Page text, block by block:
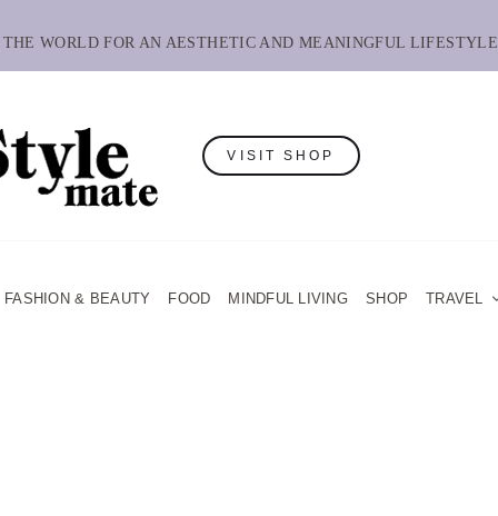
WORLD FOR AN AESTHETIC AND MEANINGFUL LIFESTYLE
VISIT SHOP
FASHION & BEAUTY FOOD MINDFUL LIVING SHOP TRAVEL